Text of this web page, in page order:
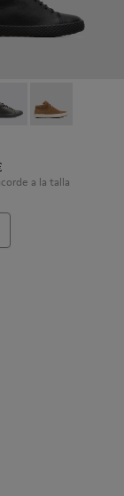
para niños
002 001 -
- K900164-
Pursuit -
a la talla